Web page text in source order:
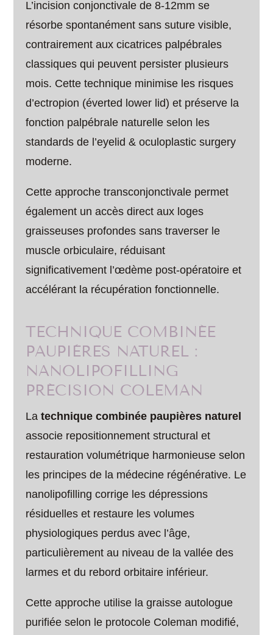
L’incision conjonctivale de 8-12mm se
résorbe spontanément sans suture visible,
contrairement aux cicatrices palpébrales
classiques qui peuvent persister plusieurs
mois. Cette technique minimise les risques
d’ectropion (éverted lower lid) et préserve la
fonction palpébrale naturelle selon les
standards de l’eyelid & oculoplastic surgery
moderne.
Cette approche transconjonctivale permet
également un accès direct aux loges
graisseuses profondes sans traverser le
muscle orbiculaire, réduisant
significativement l’œdème post-opératoire et
accélérant la récupération fonctionnelle.
TECHNIQUE COMBINÉE
PAUPIÈRES NATUREL :
NANOLIPOFILLING
PRÉCISION COLEMAN
Latechnique combinée paupières naturel
associe repositionnement structural et
restauration volumétrique harmonieuse selon
les principes de la médecine régénérative. Le
nanolipofilling corrige les dépressions
résiduelles et restaure les volumes
physiologiques perdus avec l’âge,
particulièrement au niveau de la vallée des
larmes et du rebord orbitaire inférieur.
Cette approche utilise la graisse autologue
purifiée selon le protocole Coleman modifié,